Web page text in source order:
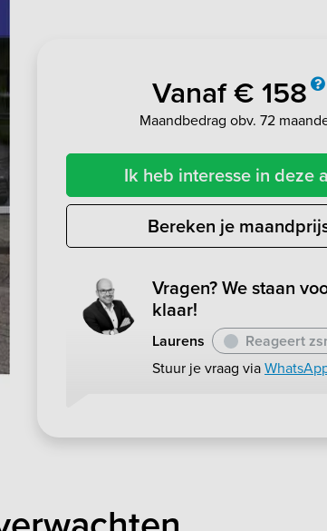
Vanaf € 158
Maandbedrag obv. 72
Ik heb interesse in deze
Bereken je
Vragen? We staan
klaar!
Laurens
Reageert
Stuur je vraag via